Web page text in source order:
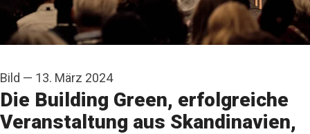
Bild — 13. März 2024
Die Building Green, erfolgreiche
Veranstaltung aus Skandinavien,